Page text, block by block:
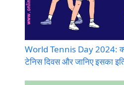
World Tennis Day 2024:
टेनिस दिवस और जानिए इसका